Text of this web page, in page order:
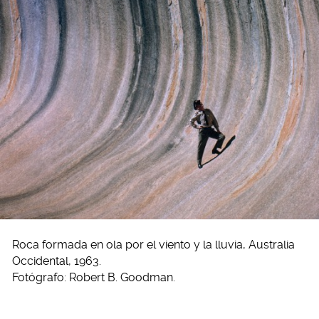
Roca formada en ola por el viento y la lluvia, Australia
Occidental, 1963.
Fotógrafo: Robert B. Goodman.